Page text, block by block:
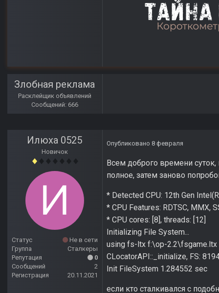
Злобная реклама
Расклейщик объявлений
Сообщений: 666
Илюха 0525
Новичок
Статус
Не в сети
Группа
Сталкеры
Репутация
0
Сообщений
2
Регистрация
20.11.2021
Опубликовано 8 февраля
Всем доброго времени
полное, затем заново
* Detected CPU: 12th Gen
* CPU Features: RDTSC, MMX,
* CPU cores: [8], threads: [12]
Initializing File System...
using fs-ltx f:\op-2.2\fsgame.ltx
CLocatorAPI::_initialize, FS:
Init FileSystem 1.284552 sec
если кто сталкивался с